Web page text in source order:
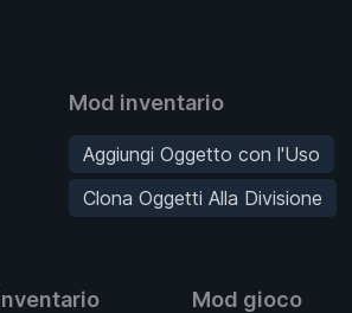
Mod inventario
Aggiungi Oggetto con l'Uso
Clona Oggetti Alla Divisione
Mod gioco